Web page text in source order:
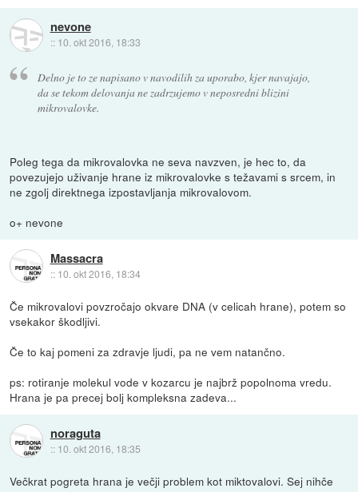
nevone
:: 10. okt 2016, 18:33
Delno je to ze napisano v navodilih za uporabo, kjer navajajo,
da se tekom delovanja ne zadrzujemo v neposredni blizini
mikrovalovke.
Poleg tega da mikrovalovka ne seva navzven, je hec to, da
povezujejo uživanje hrane iz mikrovalovke s težavami s srcem, in
ne zgolj direktnega izpostavljanja mikrovalovom.
o+ nevone
Massacra
:: 10. okt 2016, 18:34
Če mikrovalovi povzročajo okvare DNA (v celicah hrane), potem so
vsekakor škodljivi.
Če to kaj pomeni za zdravje ljudi, pa ne vem natančno.
ps: rotiranje molekul vode v kozarcu je najbrž popolnoma vredu.
Hrana je pa precej bolj kompleksna zadeva...
noraguta
:: 10. okt 2016, 18:35
Večkrat pogreta hrana je večji problem kot miktovalovi. Sej nihče